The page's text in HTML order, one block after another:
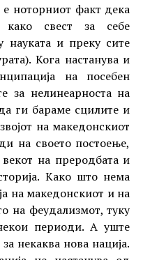
ноторниот факт дека
како свест за себе
науката и преку сите
Кога настанува и
на посебен
за нелинеарноста на
ги бараме сцилите и
на македонскиот
на своето постоење,
на преродбата и
Како што нема
на македонскиот и на
на феудализмот, туку
периоди. А уште
некаква нова нација.